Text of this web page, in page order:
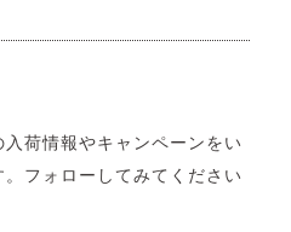
荷情報やキャンペーンをい
フォローしてみてください